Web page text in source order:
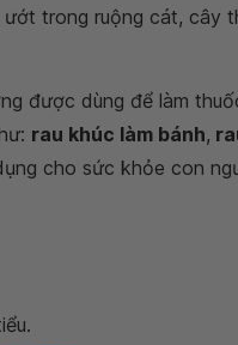
trong ruộng cát, cây
được dùng để làm
rau khúc làm bánh,
cho sức khỏe con